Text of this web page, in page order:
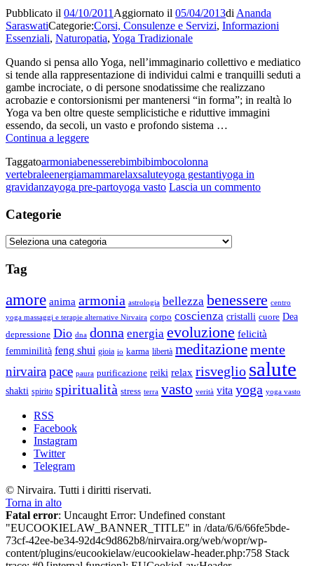
Pubblicato il 04/10/2011 Aggiornato il 05/04/2013di Ananda
SaraswatiCategorie:Corsi, Consulenze e Servizi, Informazioni
Essenziali, Naturopatia, Yoga Tradizionale
Quando si pensa allo Yoga, nell’immaginario collettivo e mediatico
si tende alla rappresentazione di individui calmi e tranquilli seduti a
gambe incrociate, o di persone snodatissime che realizzano
acrobazie e contorsionismi per mantenersi “in forma”; in realtà lo
Yoga va ben oltre queste semplicistiche e riduttive immagini
essendo, da secoli, un vasto e profondo sistema …
Continua a leggereLo
in
gravidanza
Taggatoarmoniabenesserebimbibimbocolonna
vertebraleenergiamammarelaxsaluteyoga gestantiyoga in
gravidanzayoga pre-partoyoga vasto Lascia un commentosu
Categorie
Categorie
Tag
amore anima armonia astrologia bellezza benessere centro
yoga massaggi e terapie alternative Nirvaira corpo coscienza cristalli cuore Dea
depressione Dio dna donna energia evoluzione felicità
femminilità feng shui gioia io karma libertà meditazionemente
nirvairapace paura purificazione reiki relax risveglio salute
shakti spirito spiritualità stress terra vasto verità vita yoga yoga vasto
RSS
Facebook
Instagram
Twitter
Telegram
© Nirvaira. Tutti i diritti riservati.
Torna in alto
Fatal error: Uncaught Error: Undefined constant
"EUCOOKIELAW_BANNER_TITLE" in /data/6/6/66fe5bde-
73cf-42ee-be34-92d4c9d862b8/nirvaira.org/web/wopr/wp-
content/plugins/eucookielaw/eucookielaw-header.php:758 Stack